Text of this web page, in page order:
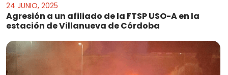
24 JUNIO, 2025
Agresión a un afiliado de la FTSP USO-A en la
estación de Villanueva de Córdoba